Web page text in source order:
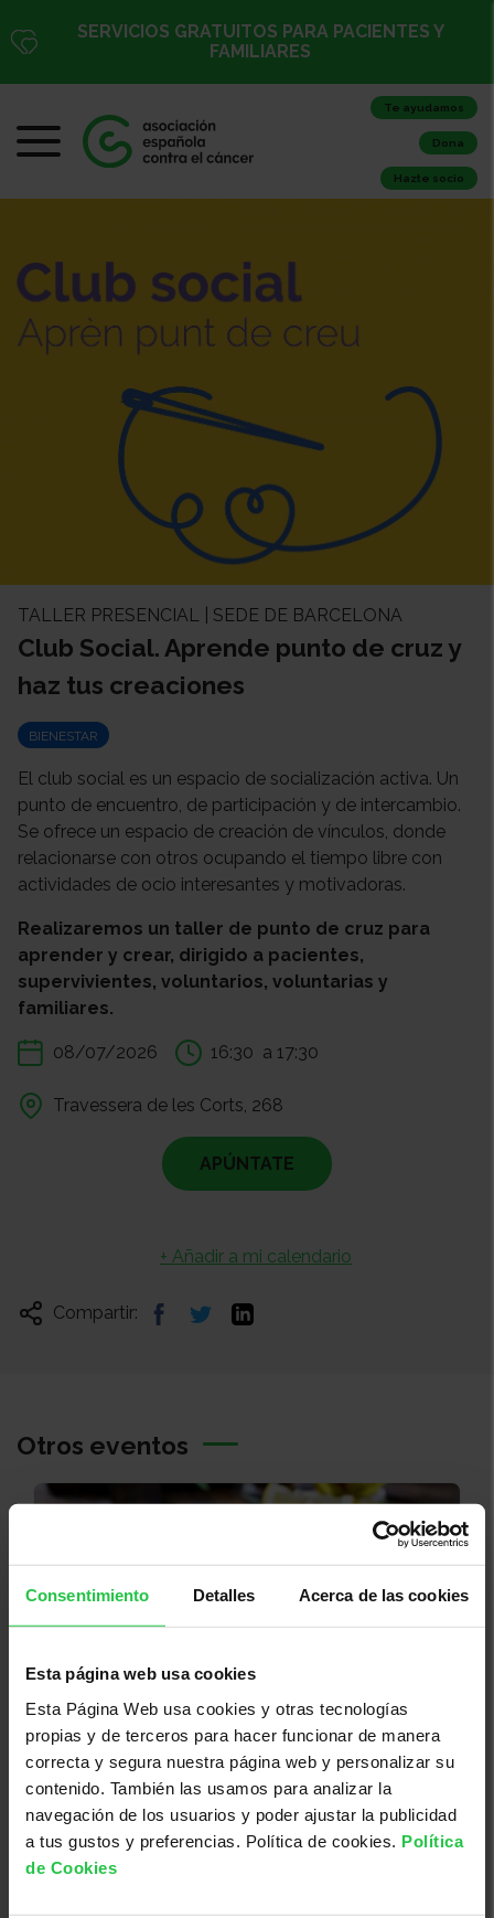
Consentimiento Detalles Acerca de las cookies
Esta página web usa cookies
Esta Página Web usa cookies y otras tecnologías
propias y de terceros para hacer funcionar de manera
correcta y segura nuestra página web y personalizar su
contenido. También las usamos para analizar la
navegación de los usuarios y poder ajustar la publicidad
a tus gustos y preferencias. Política de cookies. Política
de Cookies
SERVICIOS GRATUITOS PARA PACIENTES Y
FAMILIARES
Te ayudamos
Dona
Hazte socio
TALLER PRESENCIAL | SEDE DE BARCELONA
Club Social. Aprende punto de cruz y
haz tus creaciones
BIENESTAR
El club social es un espacio de socialización activa. Un
punto de encuentro, de participación y de intercambio.
Se ofrece un espacio de creación de vínculos, donde
relacionarse con otros ocupando el tiempo libre con
actividades de ocio interesantes y motivadoras.
Realizaremos un taller de punto de cruz para
aprender y crear, dirigido a pacientes,
supervivientes, voluntarios, voluntarias y
familiares.
08/07/2026 16:30 a 17:30
Travessera de les Corts, 268
APÚNTATE
+ Añadir a mi calendario
Compartir:
Otros eventos
08/08/2026
Pamboliada Solidària - Maria de la
Salut